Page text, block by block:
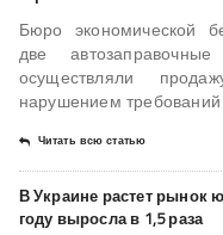
Бюро экономической
две
осуществляли
нарушением требований
Читать всю статью
В Украине растет рынок
году выросла в 1,5 раза